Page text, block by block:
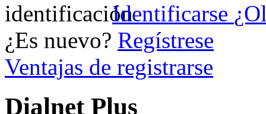
Identificarse
¿Es nuevo? Regístrese
Ventajas de registrarse
Dialnet Plus